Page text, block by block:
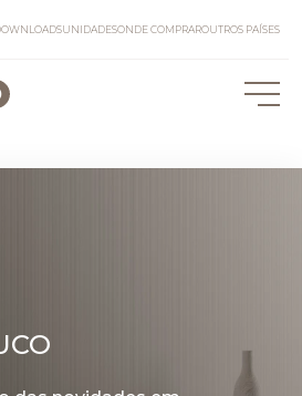
UNIDADESONDE COMPRAROUTROS PAÍSES